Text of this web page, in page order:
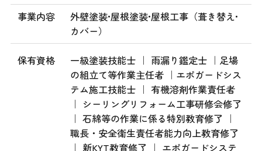
事業内容
外壁塗装•屋根塗装•屋根工事（葺き替え•
カバー）
保有資格
一級塗装技能士 ｜ 雨漏り鑑定士 ｜足場
の組立て等作業主任者 ｜エポガードシス
テム施工技能士 ｜ 有機溶剤作業責任者
｜ シーリングリフォーム工事研修会修了
｜ 石綿等の作業に係る特別教育修了 ｜
職長・安全衛生責任者能力向上教育修了
｜ 新KYT教育修了 ｜ エポガードシステ